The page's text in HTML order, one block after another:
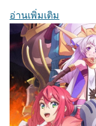
อ่านเพิ่มเติม